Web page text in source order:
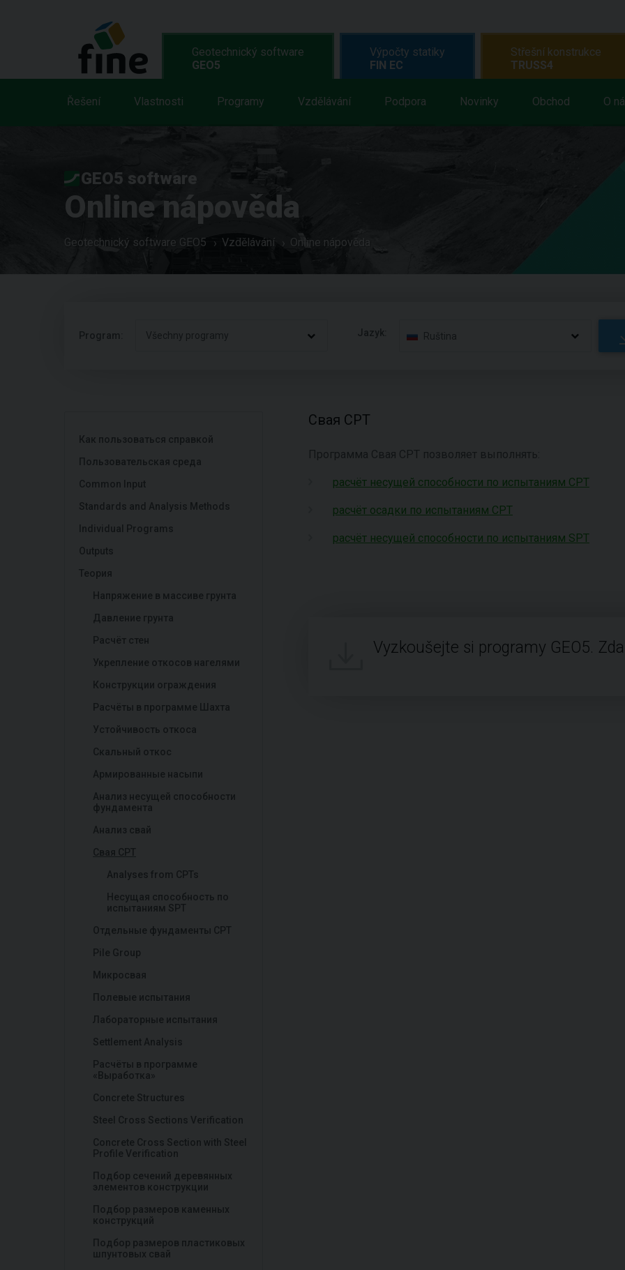
Geotechnický software
GEO5
Řešení Vlastnosti Programy Vzdělávání Podpora Novinky Obchod O
Výpočty statiky
FIN EC
Střešní konstrukce
TRUSS4
GEO5 software
Online nápověda
Geotechnický software GEO5 Vzdělávání Online nápověda
Program: Všechny programy Jazyk: Ruština
Как пользоваться справкой
Пользовательская среда
Common Input
Standards and Analysis Methods
Individual Programs
Outputs
Теория
Напряжение в массиве грунта
Давление грунта
Расчёт стен
Укрепление откосов нагелями
Конструкции ограждения
Расчёты в программе Шахта
Устойчивость откоса
Скальный откос
Армированные насыпи
Анализ несущей способности
фундаментa
Анализ свай
Свая CPT
Analyses from CPTs
Несущая способность по
испытаниям SPT
Отдельные фундаменты CPT
Pile Group
Микросвая
Полевые испытания
Лабораторные испытания
Settlement Analysis
Расчёты в программе
«Выработка»
Concrete Structures
Steel Cross Sections Verification
Concrete Cross Section with Steel
Profile Verification
Подбор сечений деревянных
элементов конструкции
Подбор размеров каменных
конструкций
Подбор размеров пластиковых
шпунтовых свай
Свая CPT
Программа Свая CPT позволяет выполнять:
расчёт несущей способности по испытаниям CPT
расчёт осадки по испытаниям CPT
расчёт несущей способности по испытаниям SPT
Vyzkoušejte si programy GEO5.